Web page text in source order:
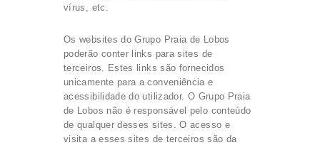
vírus, etc.
Os websites do Grupo Praia de Lobos
poderão conter links para sites de
terceiros. Estes links são fornecidos
unicamente para a conveniência e
acessibilidade do utilizador. O Grupo Praia
de Lobos não é responsável pelo conteúdo
de qualquer desses sites. O acesso e
visita a esses sites de terceiros são da